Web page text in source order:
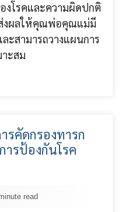
งโรคและความผิดปกติ
ส่งผลให้คุณพ่อคุณแม่มี
ะสามารถวางแผนการ
ะสม
รคัดกรองทารก
ารป้องกันโรค
read